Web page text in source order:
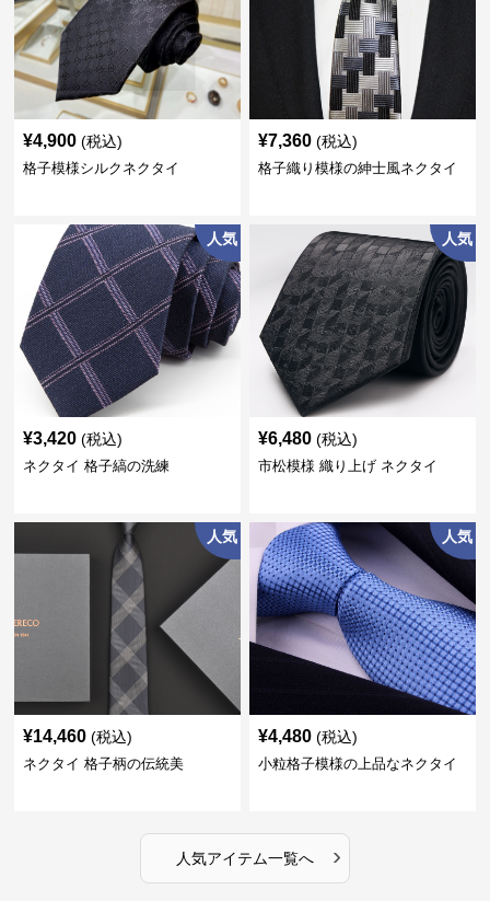
¥4,900 (税込)
格子模様シルクネクタイ
¥7,360 (税込)
格子織り模様の紳士風ネクタイ
人気
¥3,420 (税込)
ネクタイ 格子縞の洗練
人気
¥6,480 (税込)
市松模様 織り上げ ネクタイ
人気
¥14,460 (税込)
ネクタイ 格子柄の伝統美
人気
¥4,480 (税込)
小粒格子模様の上品なネクタイ
人気アイテム一覧へ ›